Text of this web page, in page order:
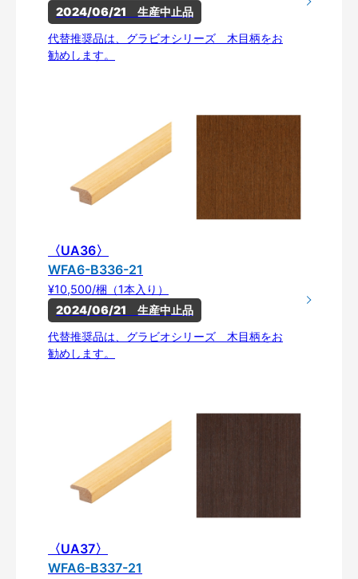
2024/06/21　生産中止品
代替推奨品は、グラビオシリーズ 木目柄をお
勧めします。
〈UA36〉
WFA6-B336-21
¥10,500/梱（1本入り）
2024/06/21　生産中止品
代替推奨品は、グラビオシリーズ 木目柄をお
勧めします。
〈UA37〉
WFA6-B337-21